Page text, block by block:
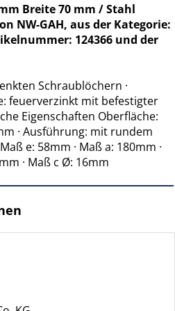
Breite 70 mm / Stahl
NW-GAH, aus der Kategorie:
124366 und der
Schraublöchern ·
feuerverzinkt mit befestigter
Eigenschaften Oberfläche:
· Ausführung: mit rundem
e: 58mm · Maß a: 180mm ·
· Maß c Ø: 16mm